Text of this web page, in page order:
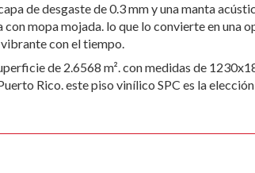
de desgaste de 0.3 mm y una manta
mopa mojada. lo que lo convierte en
con el tiempo.
de 2.6568 m². con medidas de
Rico. este piso vinílico SPC es la